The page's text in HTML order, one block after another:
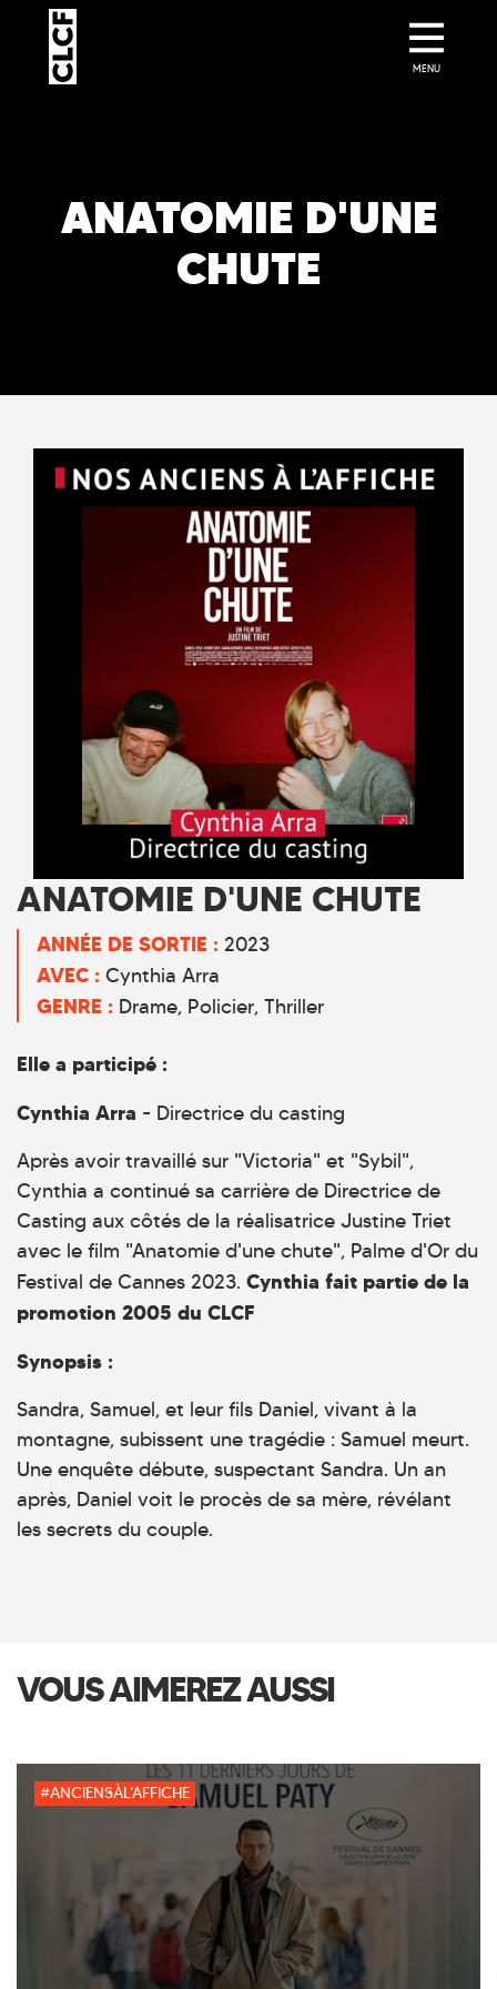
ANATOMIE D'UNE
CHUTE
ANATOMIE D'UNE CHUTE
ANNÉE DE SORTIE : 2023
AVEC : Cynthia Arra
GENRE : Drame Policier Thriller
Elle a participé :
Cynthia Arra - Directrice du casting
Après avoir travaillé sur "Victoria" et "Sybil",
Cynthia a continué sa carrière de Directrice de
Casting aux côtés de la réalisatrice Justine Triet
avec le film "Anatomie d'une chute", Palme d'Or du
Festival de Cannes 2023. Cynthia fait partie de la
promotion 2005 du CLCF
Synopsis :
Sandra, Samuel, et leur fils Daniel, vivant à la
montagne, subissent une tragédie : Samuel meurt.
Une enquête débute, suspectant Sandra. Un an
après, Daniel voit le procès de sa mère, révélant
les secrets du couple.
VOUS AIMEREZ AUSSI
#ANCIENSÀL'AFFICHE
MENU